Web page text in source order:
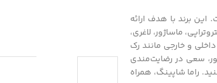
برند با هدف ارائه
ماساژور، لاغری،
و خارجی مانند رک
سعی در رضایت‌مندی
راما شاپینگ، همراه